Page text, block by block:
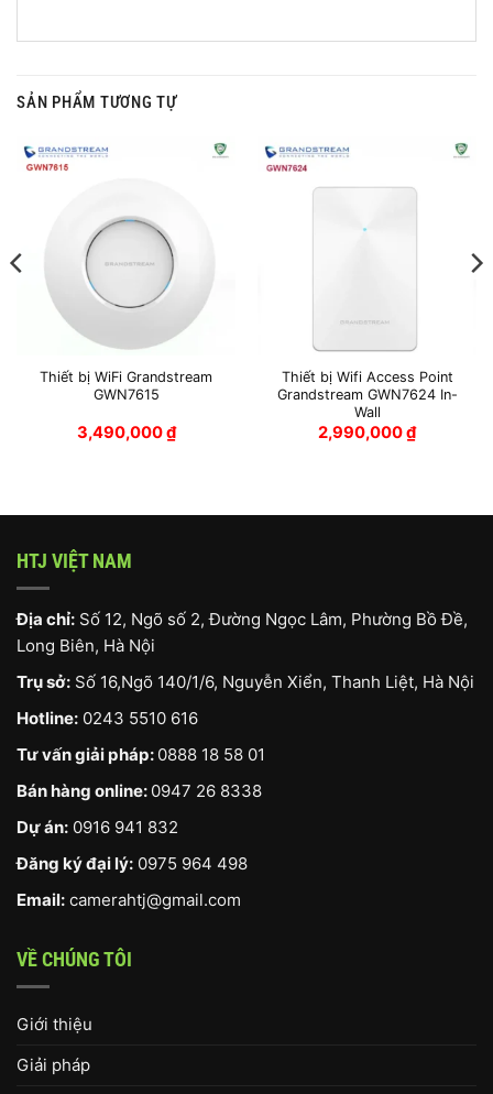
SẢN PHẨM TƯƠNG TỰ
Thiết bị WiFi Grandstream
GWN7615
3,490,000₫
Thiết bị Wifi Access Point
Grandstream GWN7624 In-
Wall
2,990,000₫
HTJ VIỆT NAM
Địa chỉ: Số 12, Ngõ số 2, Đường Ngọc Lâm, Phường Bồ Đề,
Long Biên, Hà Nội
Trụ sở: Số 16,Ngõ 140/1/6, Nguyễn Xiển, Thanh Liệt, Hà Nội
Hotline: 0243 5510 616
Tư vấn giải pháp: 0888 18 58 01
Bán hàng online: 0947 26 8338
Dự án: 0916 941 832
Đăng ký đại lý: 0975 964 498
Email: camerahtj@gmail.com
VỀ CHÚNG TÔI
Giới thiệu
Giải pháp